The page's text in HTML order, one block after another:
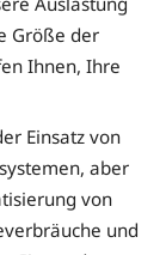
Größe der
Ihnen, Ihre
Einsatz von
aber
von
und